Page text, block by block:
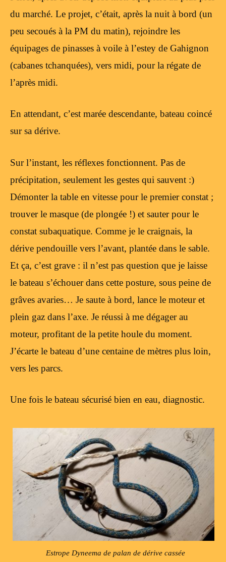
du marché. Le projet, c’était, après la nuit à bord (un
peu secoués à la PM du matin), rejoindre les
équipages de pinasses à voile à l’estey de Gahignon
(cabanes tchanquées), vers midi, pour la régate de
l’après midi.
En attendant, c’est marée descendante, bateau coincé
sur sa dérive.
Sur l’instant, les réflexes fonctionnent. Pas de
précipitation, seulement les gestes qui sauvent :)
Démonter la table en vitesse pour le premier constat ;
trouver le masque (de plongée !) et sauter pour le
constat subaquatique. Comme je le craignais, la
dérive pendouille vers l’avant, plantée dans le sable.
Et ça, c’est grave : il n’est pas question que je laisse
le bateau s’échouer dans cette posture, sous peine de
grâves avaries… Je saute à bord, lance le moteur et
plein gaz dans l’axe. Je réussi à me dégager au
moteur, profitant de la petite houle du moment.
J’écarte le bateau d’une centaine de mètres plus loin,
vers les parcs.
Une fois le bateau sécurisé bien en eau, diagnostic.
Estrope Dyneema de palan de dérive cassée